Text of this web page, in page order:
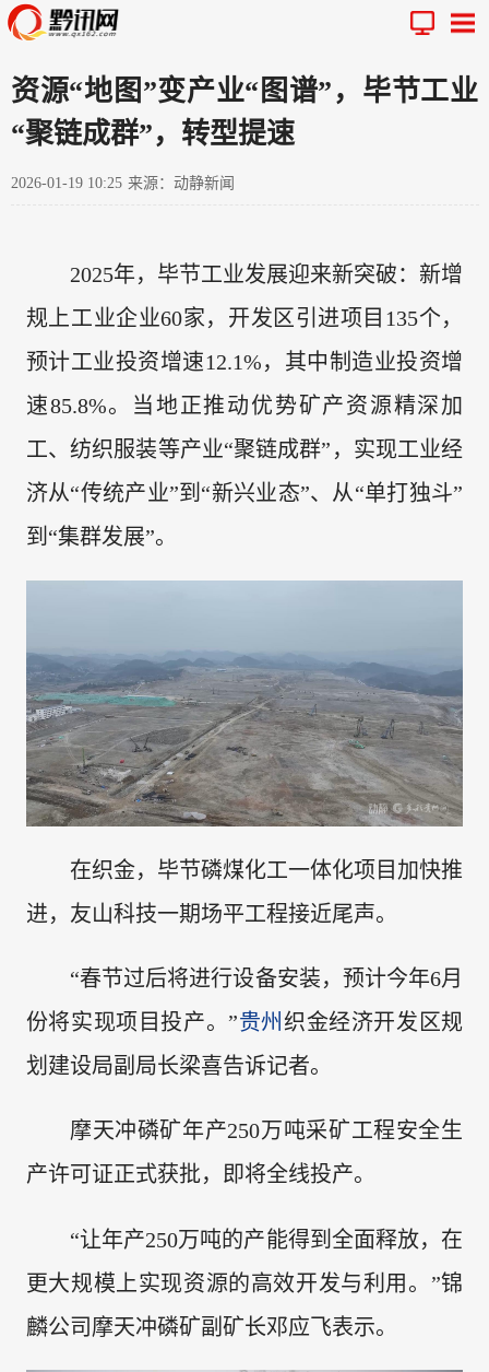
资源“地图”变产业“图谱”，毕节工业
“聚链成群”，转型提速
2026-01-19 10:25 来源：动静新闻
2025年，毕节工业发展迎来新突破：新增
规上工业企业60家，开发区引进项目135个，
预计工业投资增速12.1%，其中制造业投资增
速85.8%。当地正推动优势矿产资源精深加
工、纺织服装等产业“聚链成群”，实现工业经
济从“传统产业”到“新兴业态”、从“单打独斗”
到“集群发展”。
在织金，毕节磷煤化工一体化项目加快推
进，友山科技一期场平工程接近尾声。
“春节过后将进行设备安装，预计今年6月
份将实现项目投产。”贵州 织金经济开发区规
划建设局副局长梁喜告诉记者。
摩天冲磷矿年产250万吨采矿工程安全生
产许可证正式获批，即将全线投产。
“让年产250万吨的产能得到全面释放，在
更大规模上实现资源的高效开发与利用。”锦
麟公司摩天冲磷矿副矿长邓应飞表示。